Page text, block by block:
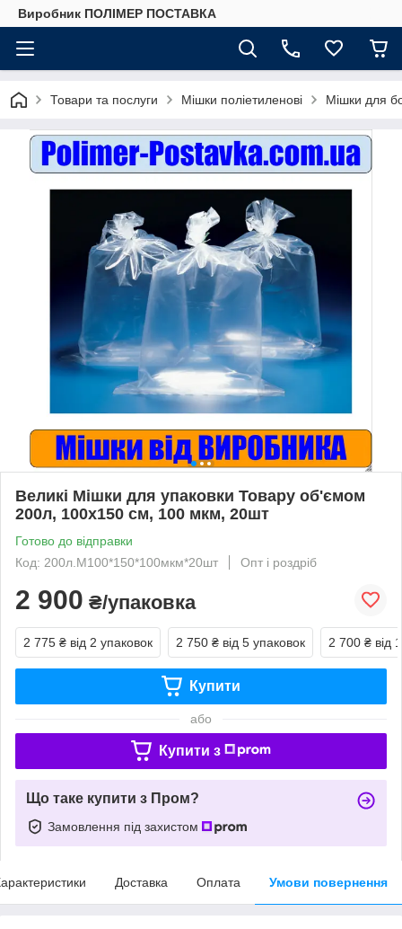
Виробник ПОЛІМЕР ПОСТАВКА
Товари та послуги Мішки поліетиленові Мішки для
Великі Мішки для упаковки Товару об'ємом
200л, 100х150 см, 100 мкм, 20шт
Готово до відправки
Код: 200л.М100*150*100мкм*20шт
Опт і роздріб
2 900 ₴/упаковка
2 775 ₴ від 2 упаковок 2 750 ₴ від 5 упаковок 2 700 ₴ від
Купити
або
Купити з
Що таке купити з Пром?
Замовлення під захистом
Доставка Оплата Умови повернення